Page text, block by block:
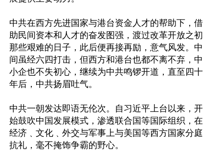
中共在西方先进国家与港台资金人才的帮助下，借
助民间资本和人才的奋发图强，渡过改革开放之初
那些艰难的日子，此后便再接再励，意气风发。中
间虽经六四打击，但西方和港台也都不离不弃，中
小企也不失初心，继续为中共鸣锣开道，直至四十
年后，中共扬眉吐气。
中共一朝发达即语无伦次。自习近平上台以来，开
始鼓吹中国发展模式，渗透联合国等国际组织，在
经济﹑文化﹑外交与军事上与美国等西方国家分庭
抗礼，毫不掩饰争霸的野心。